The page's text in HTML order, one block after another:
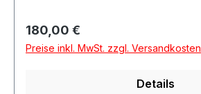
Regulärer Preis:
180,00 €
Preise inkl. MwSt. zzgl. Versandkosten
Details